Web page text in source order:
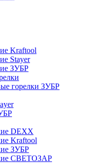
Kraftool
Stayer
ЗУБР
горелки ЗУБР
DEXX
Kraftool
ЗУБР
СВЕТОЗАР